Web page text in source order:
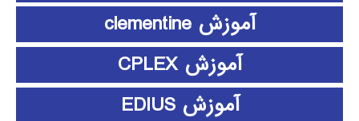
آموزش clementine
آموزش CPLEX
آموزش EDIUS